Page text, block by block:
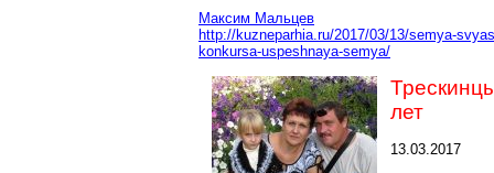
Максим Мальцев
http://kuzneparhia.ru/2017/03/13/semya-
konkursa-uspeshnaya-semya/
лет
13.03.2017